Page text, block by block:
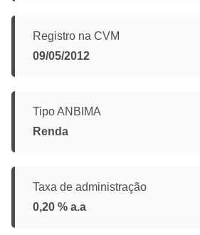
Registro na CVM
09/05/2012
Tipo ANBIMA
Renda
Taxa de administração
0,20 % a.a